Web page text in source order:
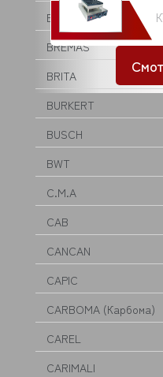
BREMA
BREMAS
BRITA
BURKERT
BUSCH
BWT
C.M.A
CAB
CANCAN
CAPIC
CARBOMA (Карбома)
CAREL
CARIMALI